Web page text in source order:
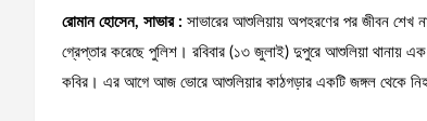
রোমান হোসেন, সাভার : সাভারের আশুলিয়ায় অপহরণের পর জীবন শেখ
গ্রেপ্তার করেছে পুলিশ। রবিবার (১৩ জুলাই) দুপুরে আশুলিয়া থানায়
কবির। এর আগে আজ ভোরে আশুলিয়ার কাঠগড়ার একটি জঙ্গল থেকে